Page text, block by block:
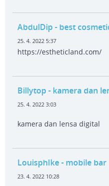
AbdulDip - best
25. 4. 2022 5:37
https://estheticland.com/
Billytop - kamera dan
25. 4. 2022 3:03
kamera dan lensa digital
LouisphIke- mobile bar
23. 4. 2022 10:28